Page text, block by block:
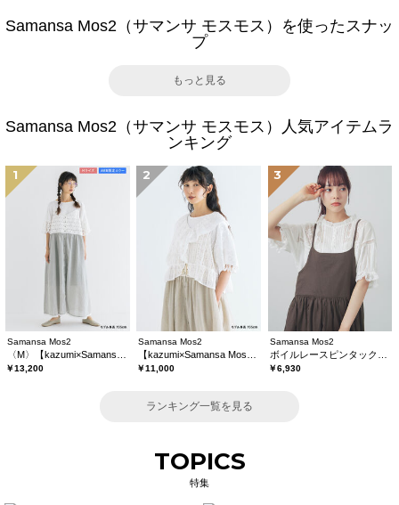
Samansa Mos2（サマンサ モスモス）を使ったスナッ
プ
もっと見る
Samansa Mos2（サマンサ モスモス）人気アイテムラ
ンキング
1
Samansa Mos2
￥13,200
2
Samansa Mos2
￥11,000
3
Samansa Mos2
￥6,930
ランキング一覧を見る
TOPICS
特集